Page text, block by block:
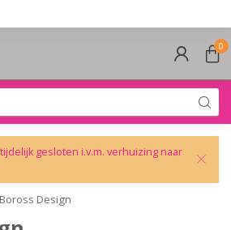
0
gesloten i.v.m. verhuizing naar
Boross Design